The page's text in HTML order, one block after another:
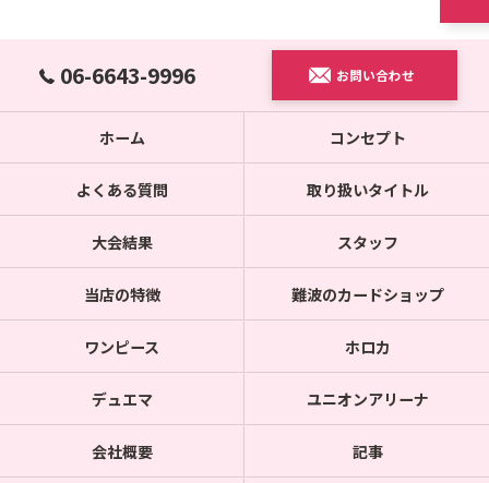
06-6643-9996 お問い合わせ
ホーム コンセプト
よくある質問 取り扱いタイトル
大会結果 スタッフ
当店の特徴 難波のカードショップ
ワンピース ホロカ
デュエマ ユニオンアリーナ
会社概要 記事